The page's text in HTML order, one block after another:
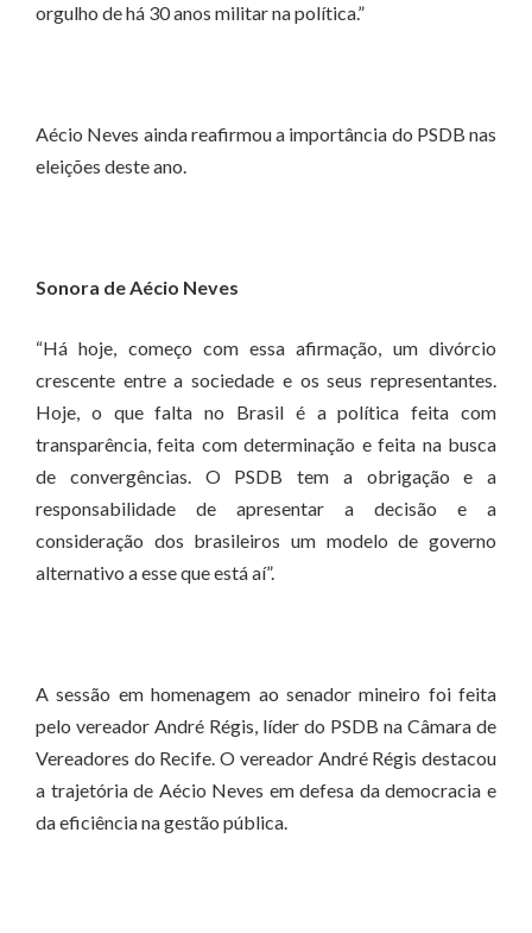
orgulho de há 30 anos militar na política.”
Aécio Neves ainda reafirmou a importância do PSDB nas
eleições deste ano.
Sonora de Aécio Neves
“Há hoje, começo com essa afirmação, um divórcio
crescente entre a sociedade e os seus representantes.
Hoje, o que falta no Brasil é a política feita com
transparência, feita com determinação e feita na busca
de convergências. O PSDB tem a obrigação e a
responsabilidade de apresentar a decisão e a
consideração dos brasileiros um modelo de governo
alternativo a esse que está aí”.
A sessão em homenagem ao senador mineiro foi feita
pelo vereador André Régis, líder do PSDB na Câmara de
Vereadores do Recife. O vereador André Régis destacou
a trajetória de Aécio Neves em defesa da democracia e
da eficiência na gestão pública.